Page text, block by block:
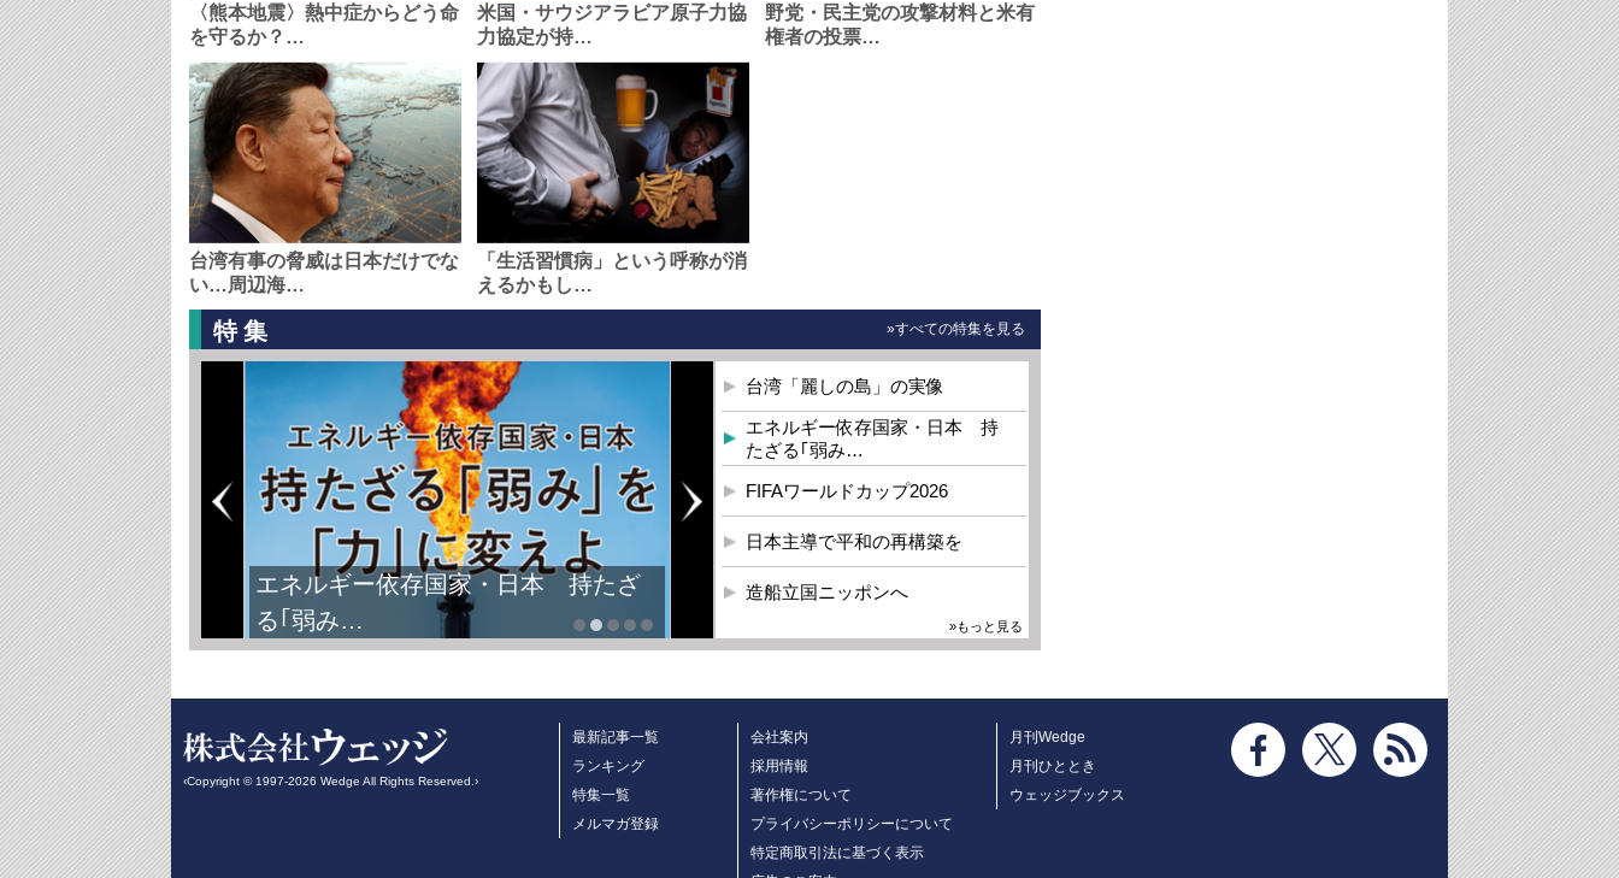
〈熊本地震〉熱中症からどう命
を守るか？…
米国・サウジアラビア原子力協
力協定が持…
野党・民主党の攻撃材料と米有
権者の投票…
台湾有事の脅威は日本だけでな
い…周辺海…
「生活習慣病」という呼称が消
えるかもし…
特集 »すべての特集を見る
FIFAワールドカップ2026
台湾「麗しの島」の実像
エネルギー依存国家・日本 持
たざる｢弱み…
FIFAワールドカップ2026
日本主導で平和の再構築を
造船立国ニッポンへ
»もっと見る
‹Copyright © 1997-2026 Wedge All Rights Reserved.›
最新記事一覧
ランキング
特集一覧
メルマガ登録
会社案内
採用情報
著作権について
プライバシーポリシーについて
特定商取引法に基づく表示
月刊Wedge
月刊ひととき
ウェッジブックス